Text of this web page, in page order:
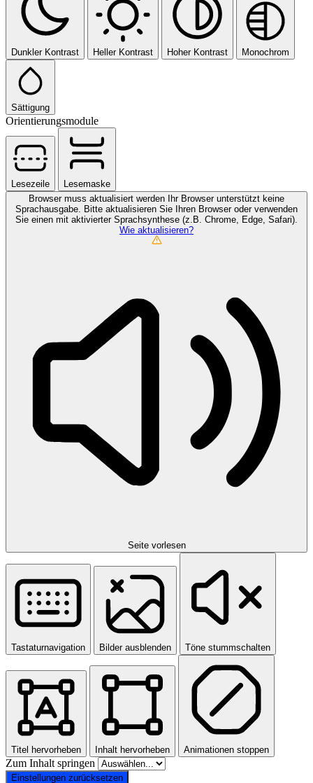
Dunkler Kontrast Heller Kontrast Hoher Kontrast Monochrom
Sättigung
Orientierungsmodule
Lesezeile
Lesemaske
Browser muss aktualisiert werden Ihr Browser unterstützt keine
Sprachausgabe. Bitte aktualisieren Sie Ihren Browser oder verwenden
Sie einen mit aktivierter Sprachsynthese (z.B. Chrome, Edge, Safari).
Wie aktualisieren?
Seite vorlesen
Tastaturnavigation Bilder ausblenden Töne stummschalten
Titel hervorheben Inhalt hervorheben Animationen stoppen
Zum Inhalt springen
Einstellungen zurücksetzen